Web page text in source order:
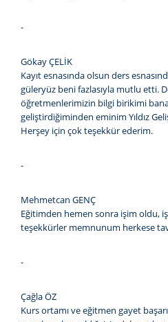
-
Gökay ÇELİK
Kayıt esnasında olsun ders
güleryüz beni fazlasıyla mutlu etti.
öğretmenlerimizin bilgi birikimi
geliştirdiğiminden eminim Yıldız
Herşey için çok teşekkür ederim.
-
Mehmetcan GENÇ
Eğitimden hemen sonra işim oldu,
teşekkürler memnunum herkese
-
Çağla ÖZ
Kurs ortamı ve eğitmen gayet